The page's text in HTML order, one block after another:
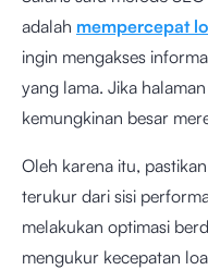
adalah mempercepat
ingin mengakses
yang lama. Jika
kemungkinan besar
Oleh karena itu,
terukur dari sisi
melakukan optimasi
mengukur kecepatan